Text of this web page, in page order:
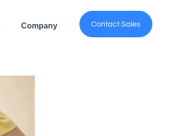
Company Contact Sales